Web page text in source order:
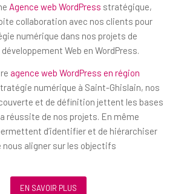
Agence web WordPress stratégique,
collaboration avec nos clients pour
numérique dans nos projets de
Web en WordPress.
agence web WordPress en région
numérique à Saint-Ghislain, nos
et de définition jettent les bases
réussite de nos projets. En même
d’identifier et de hiérarchiser
nous aligner sur les objectifs
EN SAVOIR PLUS